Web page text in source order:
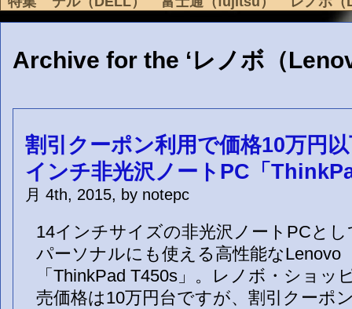
Archive for the ‘レノボ（
割引クーポン利用で価格10万円
インチ非光沢ノートPC「
月 4th, 2015, by notepc
14インチサイズの非光沢ノートPCと
パーソナルにも使える高性能なLenovo
「ThinkPad T450s」。レノボ・ショッ
売価格は10万円台ですが、割引クーポ